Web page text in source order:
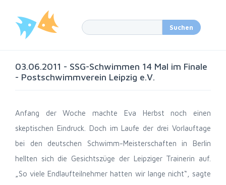
03.06.2011 - SSG-Schwimmen 14 Mal im Finale
- Postschwimmverein Leipzig e.V.
Anfang der Woche machte Eva Herbst noch einen
skeptischen Eindruck. Doch im Laufe der drei Vorlauftage
bei den deutschen Schwimm-Meisterschaften in Berlin
hellten sich die Gesichtszüge der Leipziger Trainerin auf.
„So viele Endlaufteilnehmer hatten wir lange nicht“, sagte